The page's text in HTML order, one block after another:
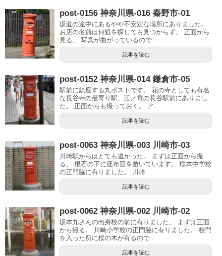
post-0156 神奈川県-016 秦野市-01
坂道の途中にあるやや不安定な場所にありました。
お店の名前は何処を探しても見つからず。 正面から
見る。 写真が曲がっているので...
記事を読む
post-0152 神奈川県-014 鎌倉市-05
駅前に鎮座する丸ポストです。 花の寺としても有名
な長谷寺の最寄り駅、江ノ電の長谷駅前にありまし
た。 正面からも撮っておく。 ア...
記事を読む
post-0063 神奈川県-003 川崎市-03
川崎駅からはとても遠かった。 まずは正面から撮
る。 根石の下に座布団を敷いています。 桜本中学校
の正門脇に有りました。 川崎...
記事を読む
post-0062 神奈川県-002 川崎市-02
坂本九さんの出身校の前に有りました。 まずは正面
から撮る。 川崎小学校の正門脇に有りました。 校門
を入った所に桜の木が有るので...
記事を読む